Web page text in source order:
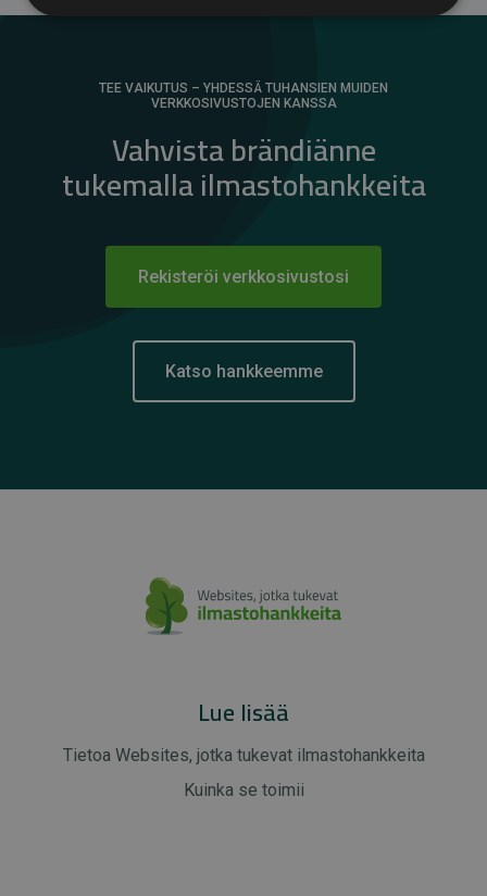
TEE VAIKUTUS – YHDESSÄ TUHANSIEN MUIDEN
VERKKOSIVUSTOJEN KANSSA
Vahvista brändiänne
tukemalla ilmastohankkeita
Rekisteröi verkkosivustosi
Katso hankkeemme
Lue lisää
Tietoa Websites, jotka tukevat ilmastohankkeita
Kuinka se toimii